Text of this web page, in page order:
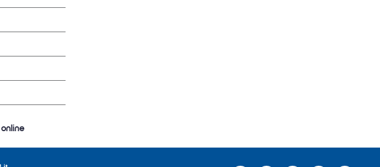
online